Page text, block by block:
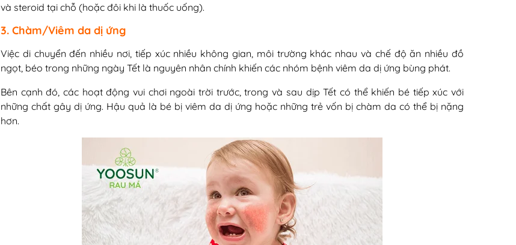
và steroid tại chỗ (hoặc đôi khi là thuốc uống).
3. Chàm/Viêm da dị ứng
Việc di chuyển đến nhiều nơi, tiếp xúc nhiều không gian, môi trường khác nhau và chế độ ăn nhiều đồ
ngọt, béo trong những ngày Tết là nguyên nhân chính khiến các nhóm bệnh viêm da dị ứng bùng phát.
Bên cạnh đó, các hoạt động vui chơi ngoài trời trước, trong và sau dịp Tết có thể khiến bé tiếp xúc với
những chất gây dị ứng. Hậu quả là bé bị viêm da dị ứng hoặc những trẻ vốn bị chàm da có thể bị nặng
hơn.